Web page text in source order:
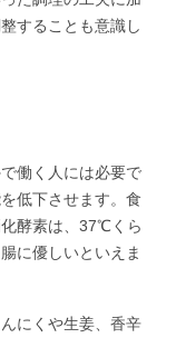
することも意識し
働く人には必要で
低下させます。食
酵素は、37℃くら
に優しいといえま
にくや生姜、香辛